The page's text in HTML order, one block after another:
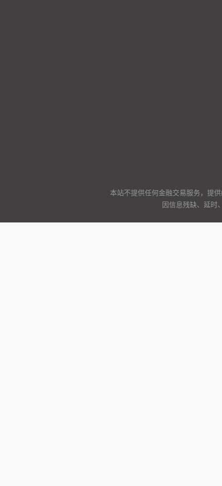
本站不提供任何金融交易服务，提
因信息残缺、延时